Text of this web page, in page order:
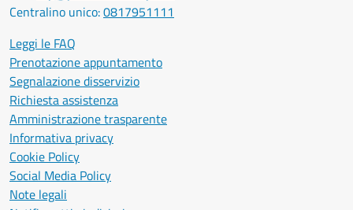
Centralino unico:0817951111
Leggi le FAQ
Prenotazione appuntamento
Segnalazione disservizio
Richiesta assistenza
Amministrazione trasparente
Informativa privacy
Cookie Policy
Social Media Policy
Note legali